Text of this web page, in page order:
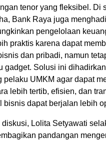
tenor yang fleksibel. Di
Bank Raya juga
pengelolaan
praktis karena dapat
dan pribadi, namun
gadget. Solusi ini
pelaku UMKM agar dapat
lebih tertib, efisien, dan
bisnis dapat berjalan lebih
diskusi, Lolita Setyawati
pandangan